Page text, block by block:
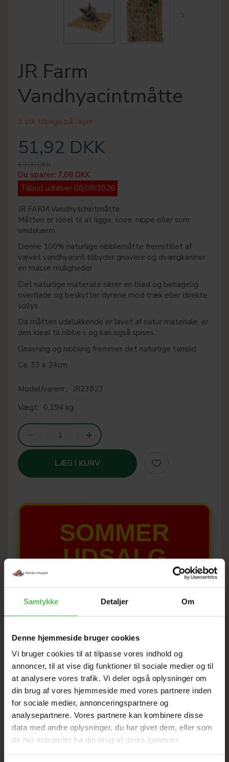
Samtykke Detaljer Om
Denne hjemmeside bruger cookies
Vi bruger cookies til at tilpasse vores indhold og
annoncer, til at vise dig funktioner til sociale medier og til
at analysere vores trafik. Vi deler også oplysninger om
din brug af vores hjemmeside med vores partnere inden
for sociale medier, annonceringspartnere og
analysepartnere. Vores partnere kan kombinere disse
data med andre oplysninger, du har givet dem, eller som
de har indsamlet fra din brug af deres tjenester.
JR Farm
Vandhyacintmåtte
3 stk tilbage på lager
51,92 DKK
59,00 DKK
Du sparer: 7,08 DKK
Tilbud udløber 08/08/2026
JR FARM Vandhyachintmåtte
Måtten er ideel til at ligge, sove, nippe eller som
vindskærm.
Denne 100% naturlige nibblemåtte fremstillet af
vævet vandhyacint tilbyder gnavere og dværgkaniner
en masse muligheder
Det naturlige materiale sikrer en blød og behagelig
overflade og beskytter dyrene mod træk eller direkte
sollys.
Da måtten udelukkende er lavet af natur materiale, er
den ideel til nibbe i, og kan også spises.
Gnavning og nibbling fremmer det naturlige tanslid.
Ca. 33 x 24cm
Model/varenr.: JR23823
Vægt: 0,194 kg
LÆG I KURV
SOMMER
UDSALG
TIL D. 8 AUGUST
HELE WEBSHOPPEN ER
SAT NED
Tilbud GÆLDER IKKE
I FYSISK BUTIKKERE